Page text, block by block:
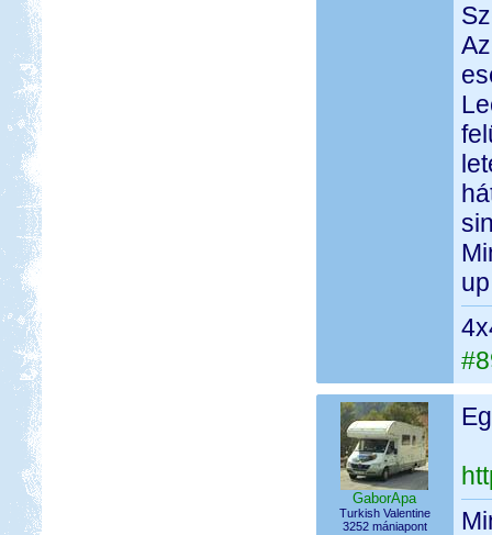
GaborApa
Turkish Valentine
3252 mániapont